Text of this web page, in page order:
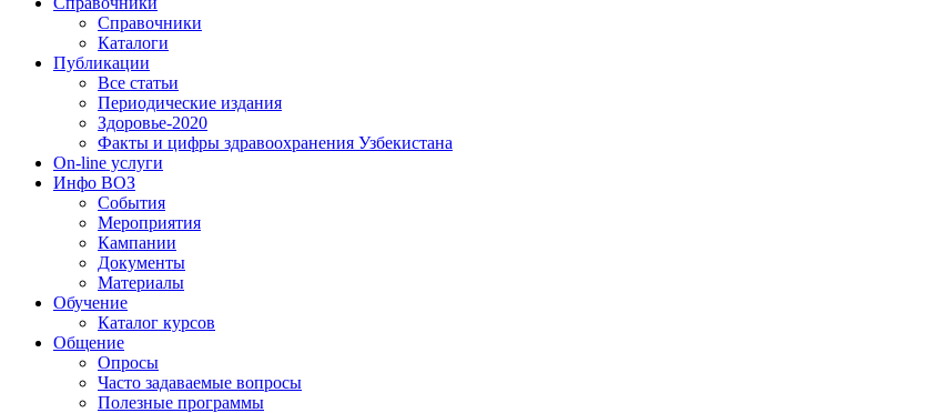
Справочники
Каталоги
Публикации
Все статьи
Периодические издания
Здоровье-2020
Факты и цифры здравоохранения Узбекистана
On-line услуги
Инфо ВОЗ
События
Мероприятия
Кампании
Документы
Материалы
Обучение
Каталог курсов
Общение
Опросы
Часто задаваемые вопросы
Полезные программы